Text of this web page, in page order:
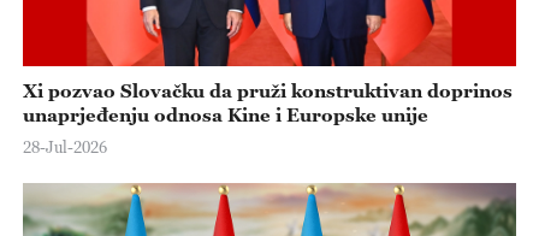
Xi pozvao Slovačku da pruži konstruktivan doprinos
unaprjeđenju odnosa Kine i Europske unije
28-Jul-2026